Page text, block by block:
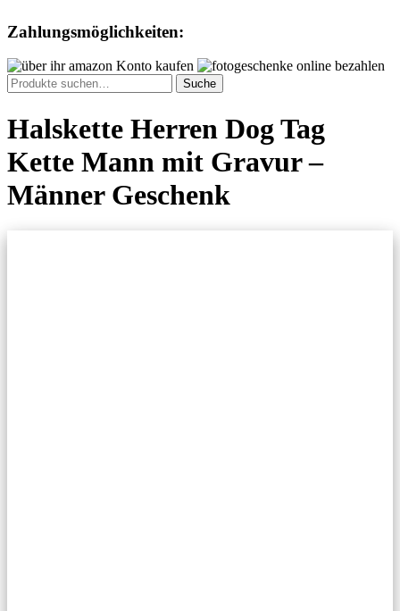
Zahlungsmöglichkeiten:
Suche
nach:
Suche
Halskette Herren Dog Tag
Kette Mann mit Gravur –
Männer Geschenk